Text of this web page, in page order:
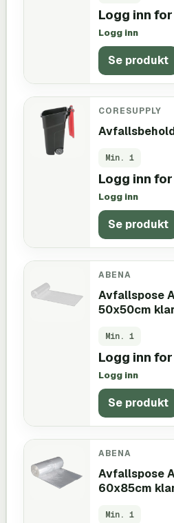
Logg inn
Logg inn
Se produkt
CORESUPPLY
Min. 1
Logg inn
Logg inn
Se produkt
ABENA
Avfallspose
50x50cm
Min. 1
Logg inn
Logg inn
Se produkt
ABENA
Avfallspose
60x85cm
Min. 1